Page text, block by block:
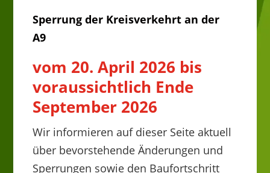
Sperrung der Kreisverkehrt an der
A9
vom 20. April 2026 bis
voraussichtlich Ende
September 2026
Wir informieren auf dieser Seite aktuell
über bevorstehende Änderungen und
Sperrungen sowie den Baufortschritt